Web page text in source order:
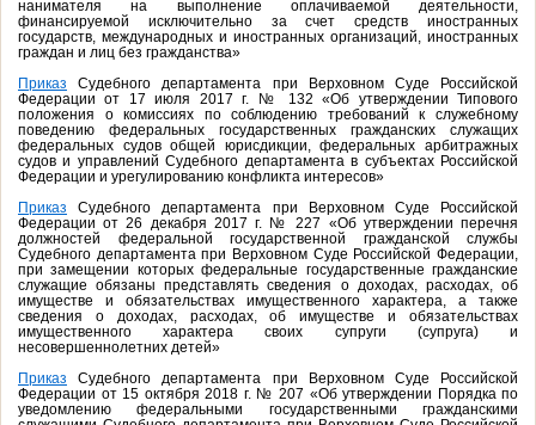
нанимателя на выполнение оплачиваемой деятельности,
финансируемой исключительно за счет средств иностранных
государств, международных и иностранных организаций, иностранных
граждан и лиц без гражданства»
Приказ Судебного департамента при Верховном Суде Российской
Федерации от 17 июля 2017 г. № 132 «Об утверждении Типового
положения о комиссиях по соблюдению требований к служебному
поведению федеральных государственных гражданских служащих
федеральных судов общей юрисдикции, федеральных арбитражных
судов и управлений Судебного департамента в субъектах Российской
Федерации и урегулированию конфликта интересов»
Приказ Судебного департамента при Верховном Суде Российской
Федерации от 26 декабря 2017 г. № 227 «Об утверждении перечня
должностей федеральной государственной гражданской службы
Судебного департамента при Верховном Суде Российской Федерации,
при замещении которых федеральные государственные гражданские
служащие обязаны представлять сведения о доходах, расходах, об
имуществе и обязательствах имущественного характера, а также
сведения о доходах, расходах, об имуществе и обязательствах
имущественного характера своих супруги (супруга) и
несовершеннолетних детей»
Приказ Судебного департамента при Верховном Суде Российской
Федерации от 15 октября 2018 г. № 207 «Об утверждении Порядка по
уведомлению федеральными государственными гражданскими